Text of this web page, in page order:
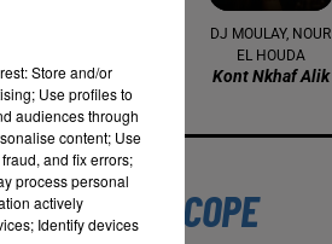
Adji Nsseblek
DJ MOULAY, NOUR
EL HOUDA
Kont Nkhaf Alik
L'HOROSCOPE
Store and/or
Use profiles to
audiences through
content; Use
and fix errors;
process personal
actively
Identify devices